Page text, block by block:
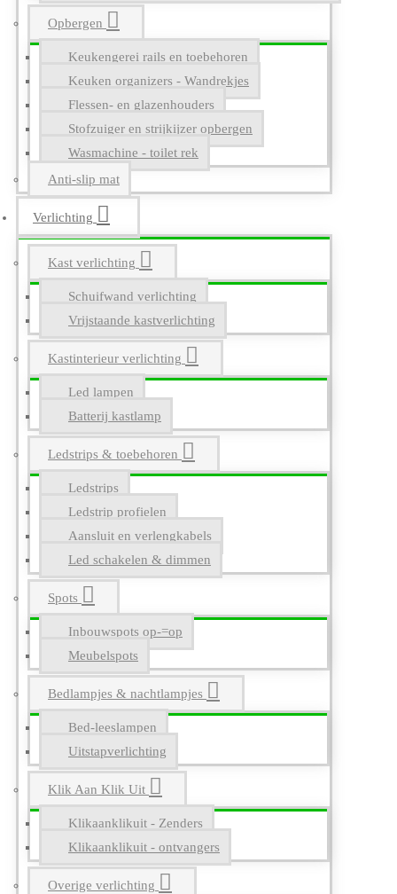
Opbergen
Keukengerei rails en toebehoren
Keuken organizers - Wandrekjes
Flessen- en glazenhouders
Stofzuiger en strijkijzer opbergen
Wasmachine - toilet rek
Anti-slip mat
Verlichting
Kast verlichting
Schuifwand verlichting
Vrijstaande kastverlichting
Kastinterieur verlichting
Led lampen
Batterij kastlamp
Ledstrips & toebehoren
Ledstrips
Ledstrip profielen
Aansluit en verlengkabels
Led schakelen & dimmen
Spots
Inbouwspots op-=op
Meubelspots
Bedlampjes & nachtlampjes
Bed-leeslampen
Uitstapverlichting
Klik Aan Klik Uit
Klikaanklikuit - Zenders
Klikaanklikuit - ontvangers
Overige verlichting